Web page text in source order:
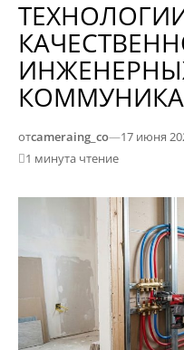
отcameraing_co—17 июня
1 минута чтение